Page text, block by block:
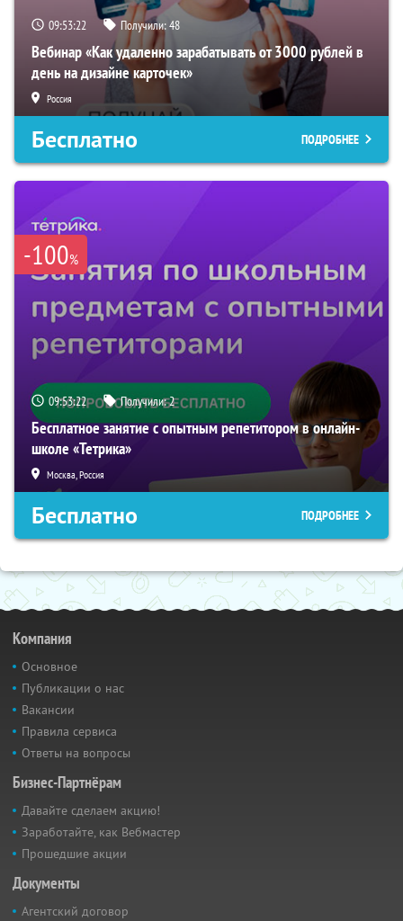
09:53:21 Получили:48
Вебинар «Как удаленно зарабатывать от 3000 рублей в
день на дизайне карточек»
Россия
Бесплатно ПОДРОБНЕЕ
-100%
09:53:21 Получили:2
Бесплатное занятие с опытным репетитором в онлайн-
школе «Тетрика»
Москва, Россия
Бесплатно ПОДРОБНЕЕ
Компания
Основное
Публикации о нас
Вакансии
Правила сервиса
Ответы на вопросы
Бизнес-Партнёрам
Давайте сделаем акцию!
Заработайте, как Вебмастер
Прошедшие акции
Документы
Агентский договор